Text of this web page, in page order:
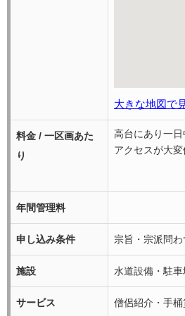
大きな地図で
料金 / 一区画あた
り
高台にあり一
アクセスが大
年間管理料
申し込み条件 宗旨・宗派問わ
施設 水道設備・駐車
サービス 僧侶紹介・手